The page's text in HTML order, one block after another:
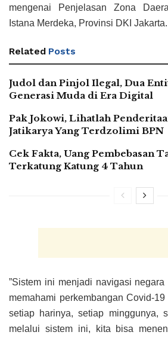
mengenai Penjelasan Zona
Istana Merdeka, Provinsi DKI Jakarta.
Related Posts
Judol dan Pinjol Ilegal, Dua
Generasi Muda di Era Digital
Pak Jokowi, Lihatlah
Jatikarya Yang Terdzolimi BPN
Cek Fakta, Uang Pembebasan
Terkatung Katung 4 Tahun
”Sistem ini menjadi navigasi
memahami perkembangan Covid-
setiap harinya, setiap minggunya,
melalui sistem ini, kita bisa